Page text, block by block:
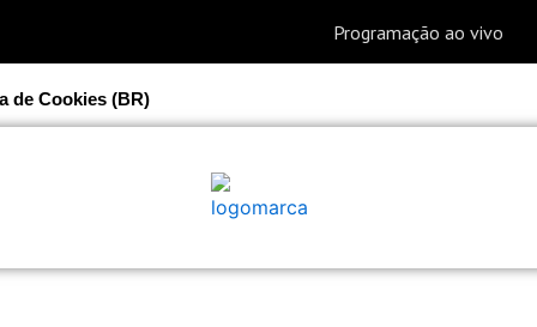
de Cookies (BR)